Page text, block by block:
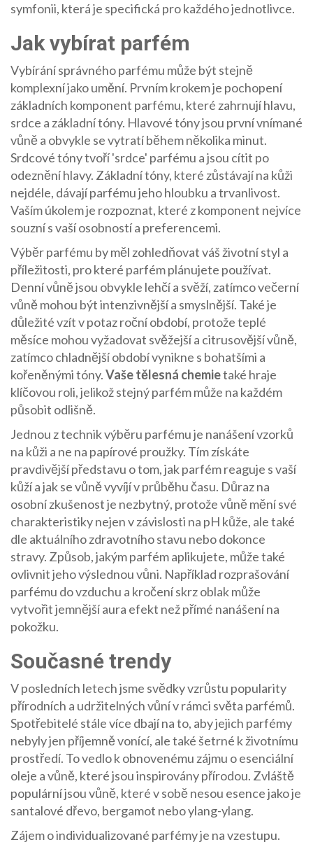
symfonii, která je specifická pro každého jednotlivce.
Jak vybírat parfém
Vybírání správného parfému může být stejně
komplexní jako umění. Prvním krokem je pochopení
základních komponent parfému, které zahrnují hlavu,
srdce a základní tóny. Hlavové tóny jsou první vnímané
vůně a obvykle se vytratí během několika minut.
Srdcové tóny tvoří 'srdce' parfému a jsou cítit po
odeznění hlavy. Základní tóny, které zůstávají na kůži
nejdéle, dávají parfému jeho hloubku a trvanlivost.
Vaším úkolem je rozpoznat, které z komponent nejvíce
souzní s vaší osobností a preferencemi.
Výběr parfému by měl zohledňovat váš životní styl a
příležitosti, pro které parfém plánujete používat.
Denní vůně jsou obvykle lehčí a svěží, zatímco večerní
vůně mohou být intenzivnější a smyslnější. Také je
důležité vzít v potaz roční období, protože teplé
měsíce mohou vyžadovat svěžejší a citrusovější vůně,
zatímco chladnější období vynikne s bohatšími a
kořeněnými tóny.Vaše tělesná chemietaké hraje
klíčovou roli, jelikož stejný parfém může na každém
působit odlišně.
Jednou z technik výběru parfému je nanášení vzorků
na kůži a ne na papírové proužky. Tím získáte
pravdivější představu o tom, jak parfém reaguje s vaší
kůží a jak se vůně vyvíjí v průběhu času. Důraz na
osobní zkušenost je nezbytný, protože vůně mění své
charakteristiky nejen v závislosti na pH kůže, ale také
dle aktuálního zdravotního stavu nebo dokonce
stravy. Způsob, jakým parfém aplikujete, může také
ovlivnit jeho výslednou vůni. Například rozprašování
parfému do vzduchu a kročení skrz oblak může
vytvořit jemnější aura efekt než přímé nanášení na
pokožku.
Současné trendy
V posledních letech jsme svědky vzrůstu popularity
přírodních a udržitelných vůní v rámci světa parfémů.
Spotřebitelé stále více dbají na to, aby jejich parfémy
nebyly jen příjemně vonící, ale také šetrné k životnímu
prostředí. To vedlo k obnovenému zájmu o esenciální
oleje a vůně, které jsou inspirovány přírodou. Zvláště
populární jsou vůně, které v sobě nesou esence jako je
santalové dřevo, bergamot nebo ylang-ylang.
Zájem o individualizované parfémy je na vzestupu.